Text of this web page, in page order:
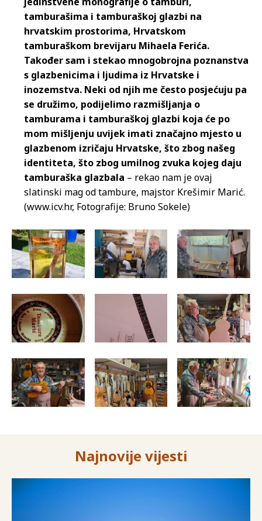
tamburašima i tamburaškoj glazbi na
hrvatskim prostorima, Hrvatskom
tamburaškom brevijaru Mihaela Ferića.
Također sam i stekao mnogobrojna poznanstva
s glazbenicima i ljudima iz Hrvatske i
inozemstva. Neki od njih me često posjećuju pa
se družimo, podijelimo razmišljanja o
tamburama i tamburaškoj glazbi koja će po
mom mišljenju uvijek imati značajno mjesto u
glazbenom izričaju Hrvatske, što zbog našeg
identiteta, što zbog umilnog zvuka kojeg daju
tamburaška glazbala – rekao nam je ovaj
slatinski mag od tambure, majstor Krešimir Marić.
(www.icv.hr, Fotografije: Bruno Sokele)
Najnovije vijesti